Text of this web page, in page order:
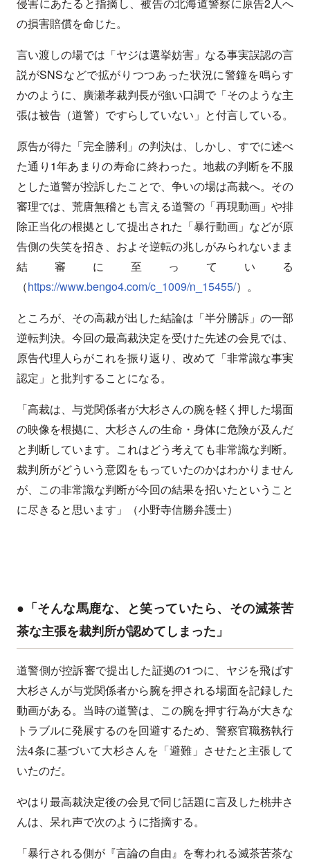
侵害にあたると指摘し、被告の北海道警察に原告2人へ
の損害賠償を命じた。
言い渡しの場では「ヤジは選挙妨害」なる事実誤認の言
説がSNSなどで拡がりつつあった状況に警鐘を鳴らす
かのように、廣瀬孝裁判長が強い口調で「そのような主
張は被告（道警）ですらしていない」と付言している。
原告が得た「完全勝利」の判決は、しかし、すでに述べ
た通り1年あまりの寿命に終わった。地裁の判断を不服
とした道警が控訴したことで、争いの場は高裁へ。その
審理では、荒唐無稽とも言える道警の「再現動画」や排
除正当化の根拠として提出された「暴行動画」などが原
告側の失笑を招き、およそ逆転の兆しがみられないまま
結審に至っている
（https://www.bengo4.com/c_1009/n_15455/）。
ところが、その高裁が出した結論は「半分勝訴」の一部
逆転判決。今回の最高裁決定を受けた先述の会見では、
原告代理人らがこれを振り返り、改めて「非常識な事実
認定」と批判することになる。
「高裁は、与党関係者が大杉さんの腕を軽く押した場面
の映像を根拠に、大杉さんの生命・身体に危険が及んだ
と判断しています。これはどう考えても非常識な判断。
裁判所がどういう意図をもっていたのかはわかりません
が、この非常識な判断が今回の結果を招いたということ
に尽きると思います」（小野寺信勝弁護士）
●「そんな馬鹿な、と笑っていたら、その滅茶苦
茶な主張を裁判所が認めてしまった」
道警側が控訴審で提出した証拠の1つに、ヤジを飛ばす
大杉さんが与党関係者から腕を押される場面を記録した
動画がある。当時の道警は、この腕を押す行為が大きな
トラブルに発展するのを回避するため、警察官職務執行
法4条に基づいて大杉さんを「避難」させたと主張して
いたのだ。
やはり最高裁決定後の会見で同じ話題に言及した桃井さ
んは、呆れ声で次のように指摘する。
「暴行される側が『言論の自由』を奪われる滅茶苦茶な